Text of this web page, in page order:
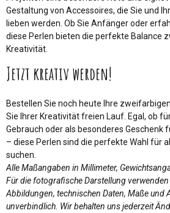
Gestaltung von Accessoires, die Sie und
lieben werden. Ob Sie Anfänger oder
diese Perlen bieten die perfekte Balance
Kreativität.
Jetzt kreativ werden!
Bestellen Sie noch heute Ihre
Sie Ihrer Kreativität freien Lauf. Egal, ob
Gebrauch oder als besonderes Geschenk
– diese Perlen sind die perfekte Wahl für
suchen.
Alle Maßangaben in Millimeter,
Für die fotografische Darstellung
Abbildungen, technischen Daten, Maße und
unverbindlich. Wir behalten uns jederzeit